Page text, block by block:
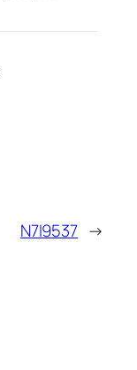
N7I9537 →